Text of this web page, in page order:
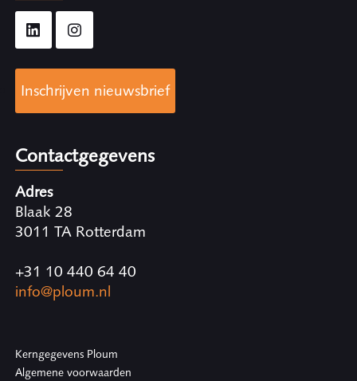
Inschrijven nieuwsbrief
Contactgegevens
Adres
Blaak 28
3011 TA Rotterdam
+31 10 440 64 40
info@ploum.nl
Kerngegevens Ploum
Algemene voorwaarden